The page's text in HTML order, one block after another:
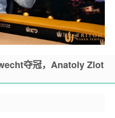
夺冠，Anatoly Zlot